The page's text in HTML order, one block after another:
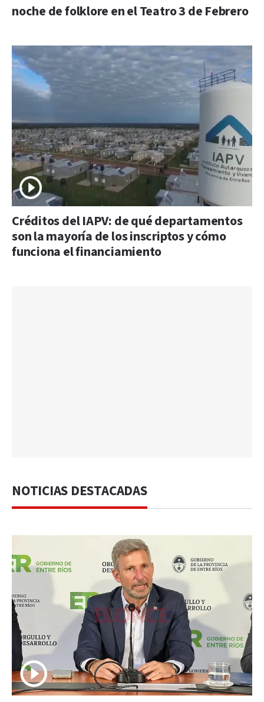
noche de folklore en el Teatro 3 de Febrero
Créditos del IAPV: de qué departamentos
son la mayoría de los inscriptos y cómo
funciona el financiamiento
NOTICIAS DESTACADAS